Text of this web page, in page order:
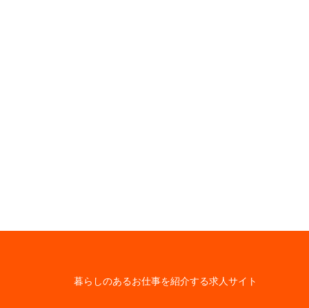
暮らしのあるお仕事を紹介する求人サイト